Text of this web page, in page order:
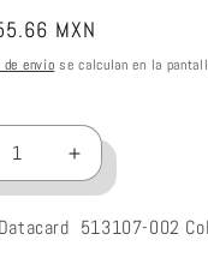
MXN
envío se calculan en la
Aumentar
cantidad
para
Entrust
513107-002